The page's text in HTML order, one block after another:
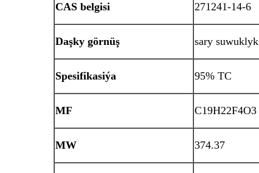
CAS belgisi 271241-14-6
Daşky görnüş sary suwuklyk
Spesifikasiýa 95% TC
MF C19H22F4O3
MW 374.37